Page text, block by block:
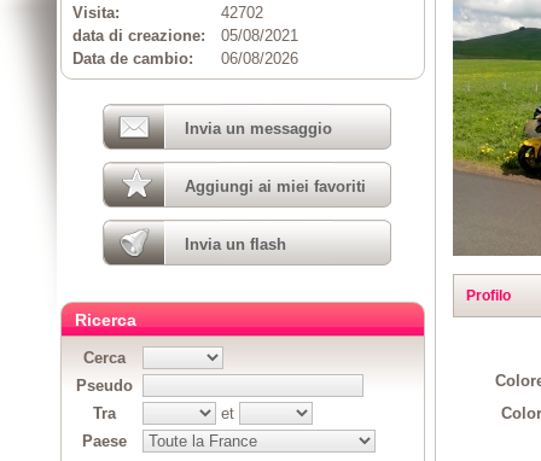
Profilo
Visita:
42702
data di creazione:
05/08/2021
Data de cambio:
06/08/2026
Invia un messaggio
Aggiungi ai miei favoriti
Invia un flash
Ricerca
Cerca
Pseudo
Tra
et
Paese